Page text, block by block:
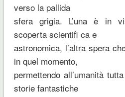
verso la pallida
sfera grigia. L’una è in
scoperta scientifi ca e
astronomica, l’altra spera
in quel momento,
permettendo all’umanità
storie fantastiche